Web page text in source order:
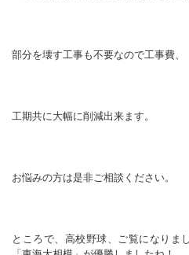
部分を壊す工事も不要なので工事費、
工期共に大幅に削減出来ます。
お悩みの方は是非ご相談ください。
ところで、高校野球、ご覧になりま